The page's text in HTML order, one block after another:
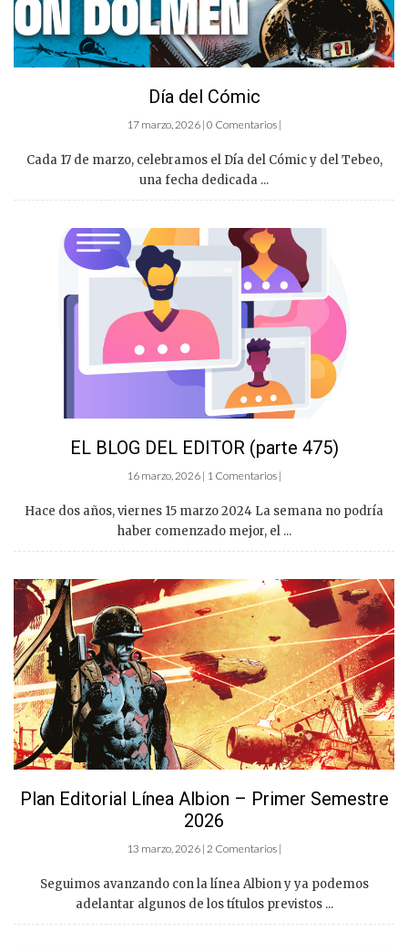
Día del Cómic
17 marzo, 2026 | 0 Comentarios |
Cada 17 de marzo, celebramos el Día del Cómic y del Tebeo,
una fecha dedicada ...
EL BLOG DEL EDITOR (parte 475)
16 marzo, 2026 | 1 Comentarios |
Hace dos años, viernes 15 marzo 2024 La semana no podría
haber comenzado mejor, el ...
Plan Editorial Línea Albion – Primer Semestre
2026
13 marzo, 2026 | 2 Comentarios |
Seguimos avanzando con la línea Albion y ya podemos
adelantar algunos de los títulos previstos ...